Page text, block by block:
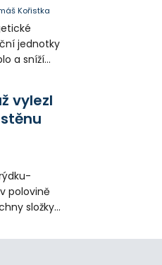
Kořistka
jednotky
a sníží
vylezl
polovině
složky
do